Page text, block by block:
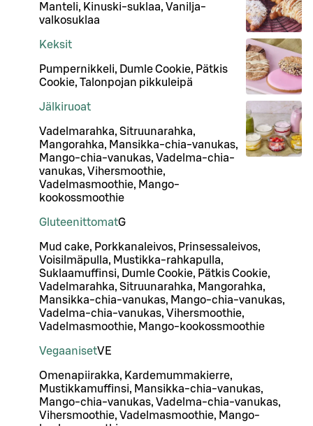
Manteli, Kinuski-suklaa, Vanilja-
valkosuklaa
Keksit
Pumpernikkeli, Dumle Cookie, Pätkis
Cookie, Talonpojan pikkuleipä
Jälkiruoat
Vadelmarahka, Sitruunarahka,
Mangorahka, Mansikka-chia-vanukas,
Mango-chia-vanukas, Vadelma-chia-
vanukas, Vihersmoothie,
Vadelmasmoothie, Mango-
kookossmoothie
GluteenittomatG
Mud cake, Porkkanaleivos, Prinsessaleivos,
Voisilmäpulla, Mustikka-rahkapulla,
Suklaamuffinsi, Dumle Cookie, Pätkis Cookie,
Vadelmarahka, Sitruunarahka, Mangorahka,
Mansikka-chia-vanukas, Mango-chia-vanukas,
Vadelma-chia-vanukas, Vihersmoothie,
Vadelmasmoothie, Mango-kookossmoothie
VegaanisetVE
Omenapiirakka, Kardemummakierre,
Mustikkamuffinsi, Mansikka-chia-vanukas,
Mango-chia-vanukas, Vadelma-chia-vanukas,
Vihersmoothie, Vadelmasmoothie, Mango-